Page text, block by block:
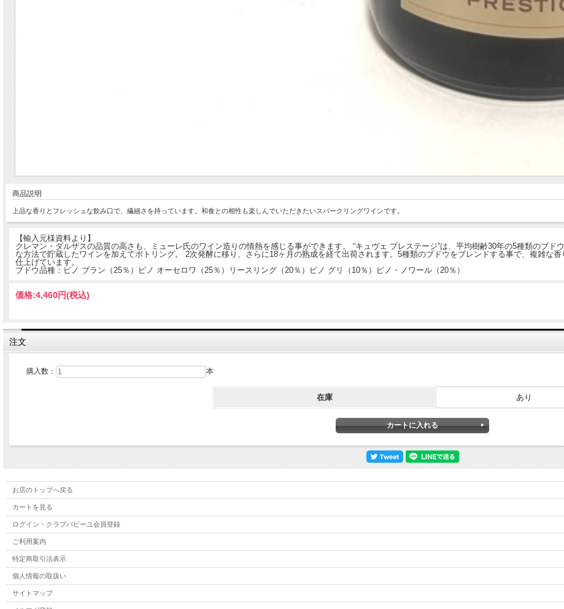
商品説明
上品な香りとフレッシュな飲み口で、繊細さを持っています。和食との相性も楽しんでいただきたいスパークリングワインです。
【輸入元様資料より】
クレマン・ダルザスの品質の高さも、ミューレ氏のワイン造りの情熱を感じる事ができます。 “キュヴェ プレステージ”は、平均樹齢30年の5種類のブド
な方法で貯蔵したワインを加えてボトリング。 2次発酵に移り、さらに18ヶ月の熟成を経て出荷されます。5種類のブドウをブレンドする事で、複雑な
仕上げています。
ブドウ品種：ピノ ブラン（25％）ピノ オーセロワ（25％）リースリング（20％）ピノ グリ（10％）ピノ・ノワール（20％）
価格:4,460円(税込)
注文
購入数： 本
在庫 あり
お店のトップへ戻る
カートを見る
ログイン・クラブパピーユ会員登録
ご利用案内
特定商取引法表示
個人情報の取扱い
サイトマップ